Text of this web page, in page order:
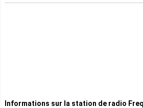
Informations sur la station de radio